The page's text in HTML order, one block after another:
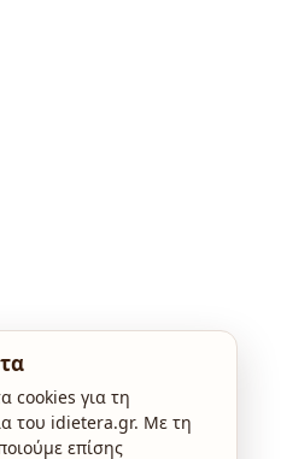
cookies για τη
του idietera.gr. Με τη
επίσης